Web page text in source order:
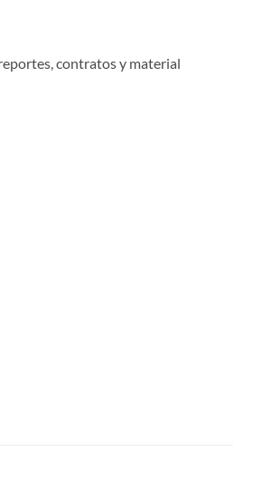
contratos y material